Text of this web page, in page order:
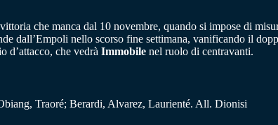
che manca dal 10 novembre, quando si impose di
dall’Empoli nello scorso fine settimana, vanificando il
d’attacco, che vedrà Immobile nel ruolo di centravanti.
Traoré; Berardi, Alvarez, Laurienté. All. Dionisi